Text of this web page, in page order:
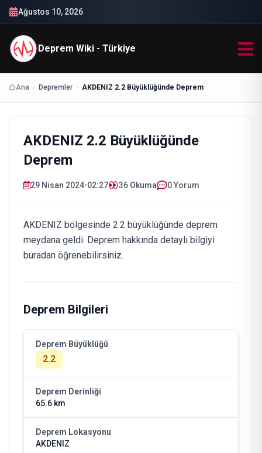
Ağustos 10, 2026
Deprem Wiki - Türkiye
Ana Depremler AKDENIZ 2.2 Büyüklüğünde Deprem
AKDENIZ 2.2 Büyüklüğünde
Deprem
29 Nisan 2024•02:27 36 Okuma 0 Yorum
AKDENIZ bölgesinde 2.2 büyüklüğünde deprem
meydana geldi. Deprem hakkında detaylı bilgiyi
buradan öğrenebilirsiniz.
Deprem Bilgileri
Deprem Büyüklüğü
2.2
Deprem Derinliği
65.6 km
Deprem Lokasyonu
AKDENIZ